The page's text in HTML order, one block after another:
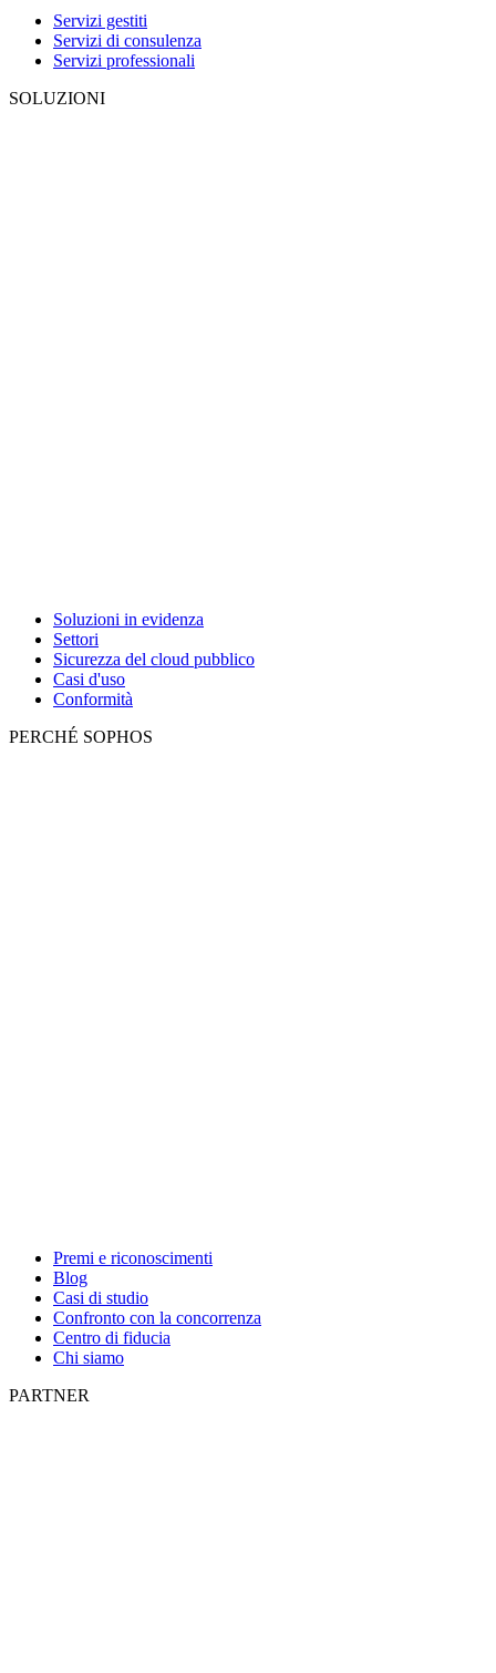
Servizi gestiti
Servizi di consulenza
Servizi professionali
SOLUZIONI
Soluzioni in evidenza
Settori
Sicurezza del cloud pubblico
Casi d'uso
Conformità
PERCHÉ SOPHOS
Premi e riconoscimenti
Blog
Casi di studio
Confronto con la concorrenza
Centro di fiducia
Chi siamo
PARTNER